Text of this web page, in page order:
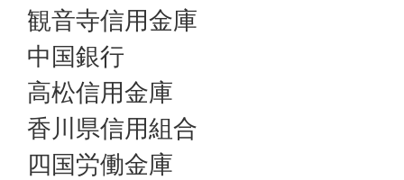
観音寺信用金庫
中国銀行
高松信用金庫
香川県信用組合
四国労働金庫